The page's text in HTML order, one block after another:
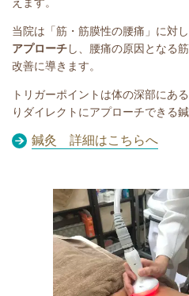
当院は「筋・筋膜性の腰痛」に対
アプローチし、腰痛の原因となる
改善に導きます。
トリガーポイントは体の深部にあ
りダイレクトにアプローチできる
鍼灸 詳細はこちらへ